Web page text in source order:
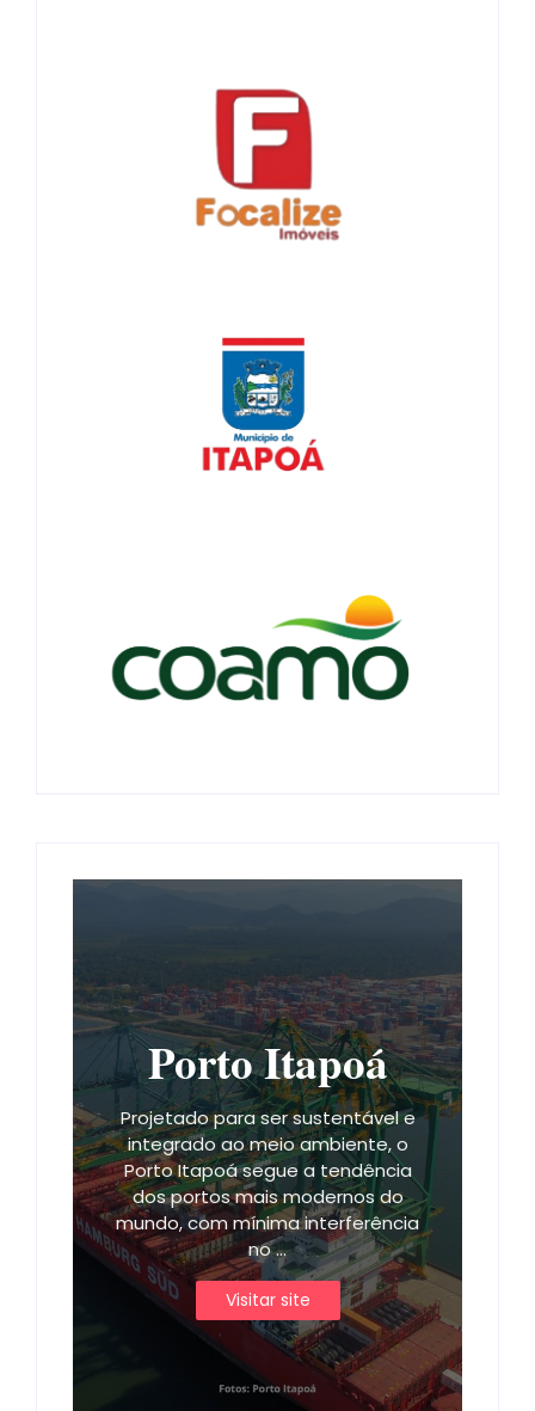
Porto Itapoá
Projetado para ser sustentável e
integrado ao meio ambiente, o
Porto Itapoá segue a tendência
dos portos mais modernos do
mundo, com mínima interferência
no ...
Visitar site